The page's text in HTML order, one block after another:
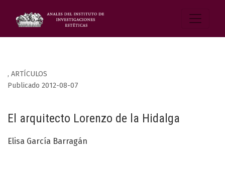
, ARTÍCULOS
El arquitecto Lorenzo de la Hidalga
Publicado 2012-08-07
Elisa García Barragán